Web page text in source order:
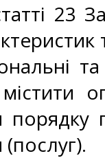
23